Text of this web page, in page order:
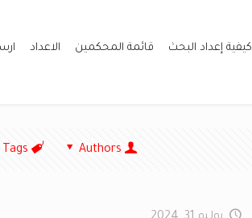
كيفية إعداد البحث قائمة المحكمين الاعداد
Tags Authors